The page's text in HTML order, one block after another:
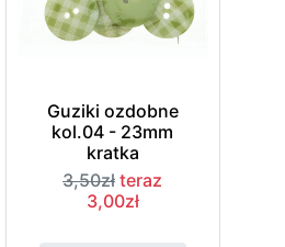
Guziki ozdobne
kol.04 - 23mm
kratka
3,50zł teraz
3,00zł